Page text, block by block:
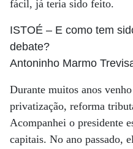
fácil, já teria sido feito.
ISTOÉ – E como tem
debate?
Antoninho Marmo
Durante muitos anos
privatização, reforma
Acompanhei o presidente
capitais. No ano passado,